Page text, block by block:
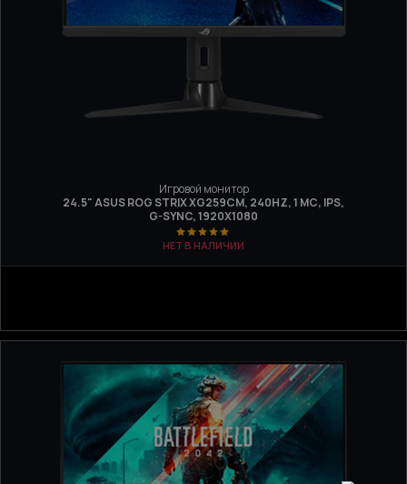
Игровой монитор
24.5" ASUS ROG STRIX XG259CM, 240HZ, 1 МС, IPS,
G-SYNC, 1920X1080
НЕТ В НАЛИЧИИ